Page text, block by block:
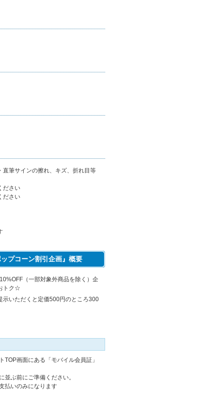
筆サインの擦れ、キズ、折れ目等
ださい
ださい
プコーン割引企画』概要
（一部対象外商品を除く）企
トク☆
示いただくと定価500円のところ300
TOP画面にある「モバイル会員証」
並ぶ前にご準備ください。
払いのみになります